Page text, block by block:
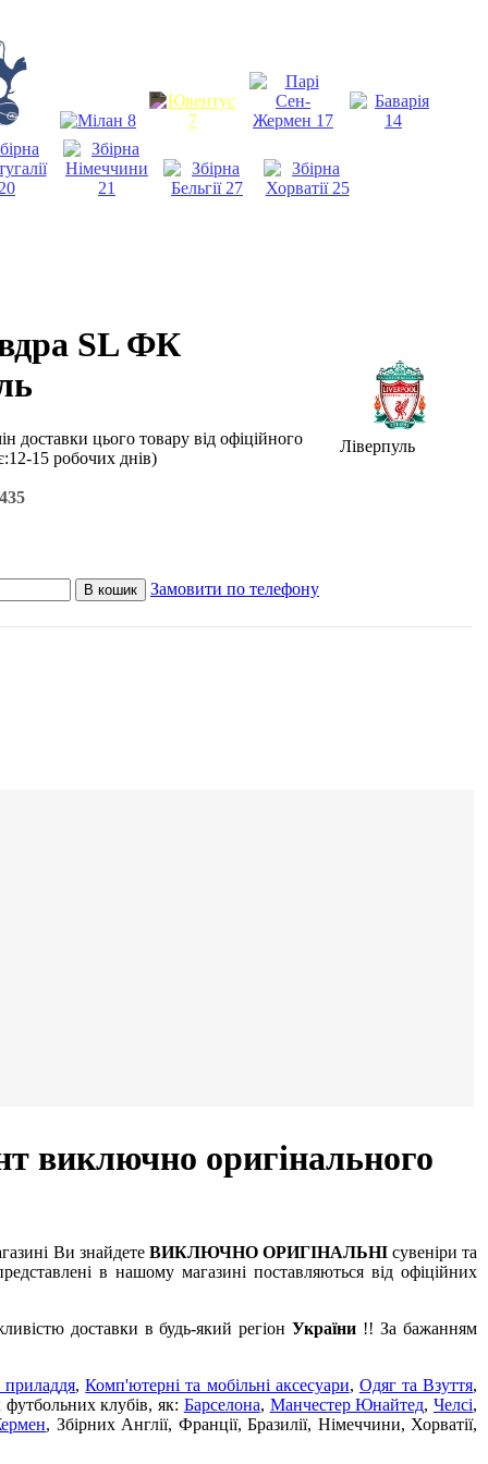
SL ФК
доставки цього товару від офіційного
15 робочих днів)
Ліверпуль
В кошик Замовити по телефону
виключно оригінального
Ви знайдете ВИКЛЮЧНО ОРИГІНАЛЬНІсувеніри та
в нашому магазині поставляються від офіційних
доставки в будь-який регіонУкраїни !! За бажанням
приладдя,Комп'ютерні та мобільні аксесуари, Одяг та Взуття,
клубів, як: Барселона, Манчестер Юнайтед, Челсі,
, Збірних Англії, Франції, Бразилії, Німеччини, Хорватії,